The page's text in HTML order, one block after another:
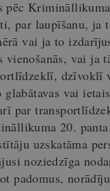
pēc
par laupīšanu, ja
vai ja to
vienošanās, vai ja
dzīvoklī
vai
par
20. panta
uzskatāma
noziedzīga
padomus,